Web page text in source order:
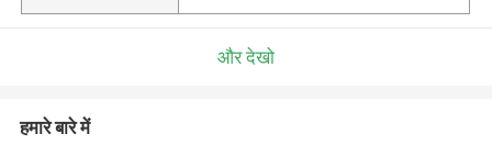
और देखो
हमारे बारे में